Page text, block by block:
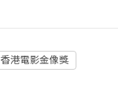
香港電影金像獎